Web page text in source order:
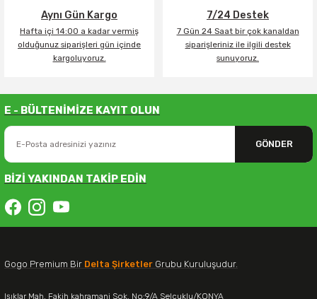
Aynı Gün Kargo
Hafta içi 14:00 a kadar vermiş
olduğunuz siparişleri gün içinde
kargoluyoruz.
7/24 Destek
7 Gün 24 Saat bir çok kanaldan
siparişleriniz ile ilgili destek
sunuyoruz.
E - BÜLTENİMİZE KAYIT OLUN
GÖNDER
BİZİ YAKINDAN TAKİP EDİN
Gogo Premium Bir Delta Şirketler Grubu Kuruluşudur.
Işıklar Mah. Fakih kahramani Sok. No:9/A Selçuklu/KONYA